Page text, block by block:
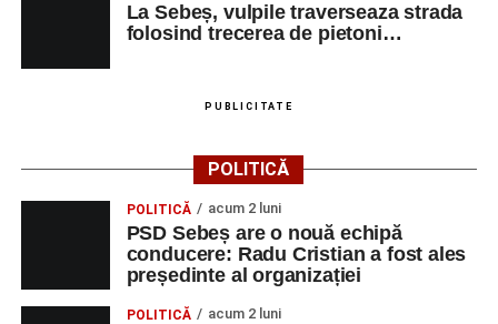
La Sebeș, vulpile traverseaza strada
folosind trecerea de pietoni…
PUBLICITATE
POLITICĂ
POLITICĂ acum 2 luni
PSD Sebeș are o nouă echipă
conducere: Radu Cristian a fost ales
președinte al organizației
POLITICĂ acum 2 luni